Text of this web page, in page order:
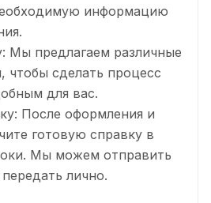
информацию
Мы предлагаем различные
чтобы сделать процесс
для вас.
После оформления и
готовую справку в
Мы можем отправить
лично.